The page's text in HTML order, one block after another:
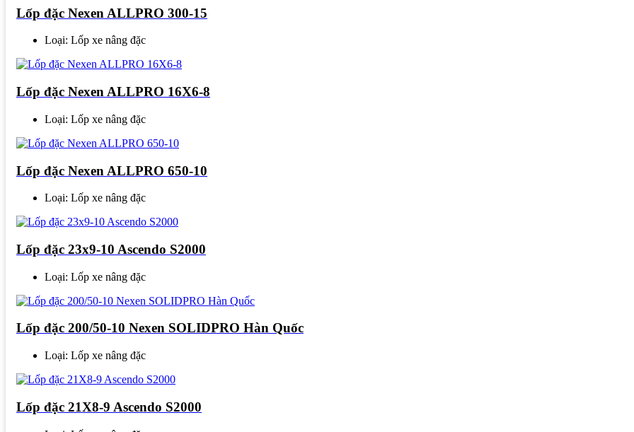
Lốp đặc Nexen ALLPRO 300-15
Loại: Lốp xe nâng đặc
Lốp đặc Nexen ALLPRO 16X6-8
Loại: Lốp xe nâng đặc
Lốp đặc Nexen ALLPRO 650-10
Loại: Lốp xe nâng đặc
Lốp đặc 23x9-10 Ascendo S2000
Loại: Lốp xe nâng đặc
Lốp đặc 200/50-10 Nexen SOLIDPRO Hàn Quốc
Loại: Lốp xe nâng đặc
Lốp đặc 21X8-9 Ascendo S2000